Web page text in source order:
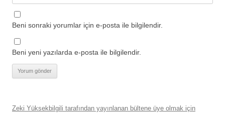
Beni sonraki yorumlar için e-posta ile bilgilendir.
Beni yeni yazılarda e-posta ile bilgilendir.
Zeki Yüksekbilgili tarafından yayınlanan bültene üye olmak için